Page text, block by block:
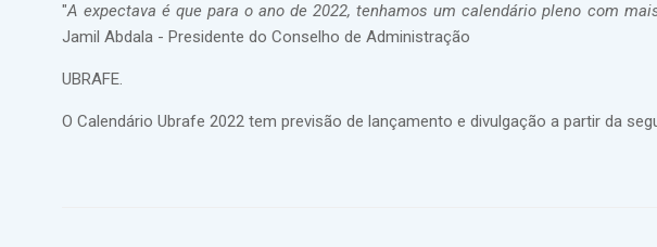
"A expectava é que para o ano de 2022, tenhamos um calendário pleno com
Jamil Abdala - Presidente do Conselho de Administração
UBRAFE.
O Calendário Ubrafe 2022 tem previsão de lançamento e divulgação a partir da